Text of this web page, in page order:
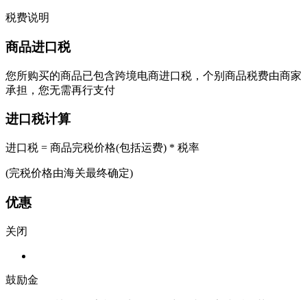
税费说明
商品进口税
您所购买的商品已包含跨境电商进口税，个别商品税费由商家
承担，您无需再行支付
进口税计算
进口税 = 商品完税价格(包括运费) * 税率
(完税价格由海关最终确定)
优惠
关闭
鼓励金